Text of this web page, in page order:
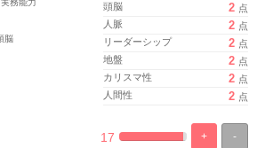
頭脳
2 点
人脈
2 点
リーダーシップ
2 点
地盤
2 点
カリスマ性
2 点
人間性
2 点
-
+
%
100%
17